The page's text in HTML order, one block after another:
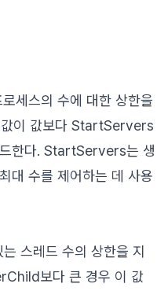
세스의 수에 대한 상한을
값이 값보다 StartServers
한다. StartServers는 생
대 수를 제어하는 ​​데 사용
스레드 수의 상한을 지
보다 큰 경우 이 값